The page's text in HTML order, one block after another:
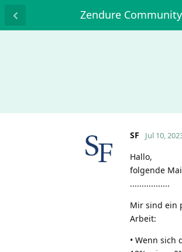
Zendure Community
SF Jul 10,
Hallo,
folgende
.................
Mir sind ein
Arbeit:
• Wenn